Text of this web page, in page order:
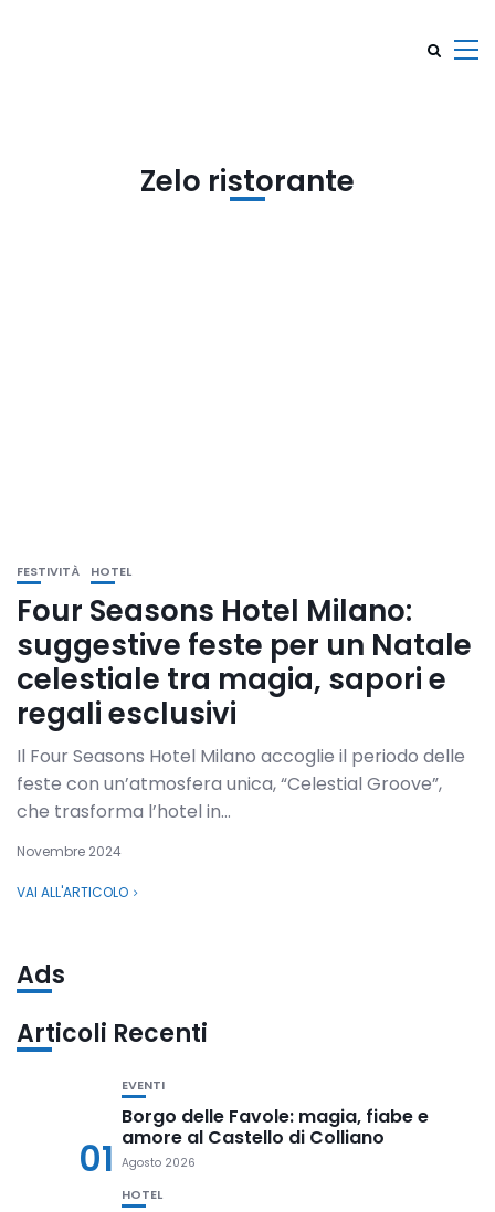
Zelo ristorante
FESTIVITÀ HOTEL
Four Seasons Hotel Milano:
suggestive feste per un Natale
celestiale tra magia, sapori e
regali esclusivi
Il Four Seasons Hotel Milano accoglie il periodo delle
feste con un’atmosfera unica, “Celestial Groove”,
che trasforma l’hotel in...
Novembre 2024
VAI ALL'ARTICOLO
Ads
Articoli Recenti
01
EVENTI
Borgo delle Favole: magia, fiabe e
amore al Castello di Colliano
Agosto 2026
HOTEL